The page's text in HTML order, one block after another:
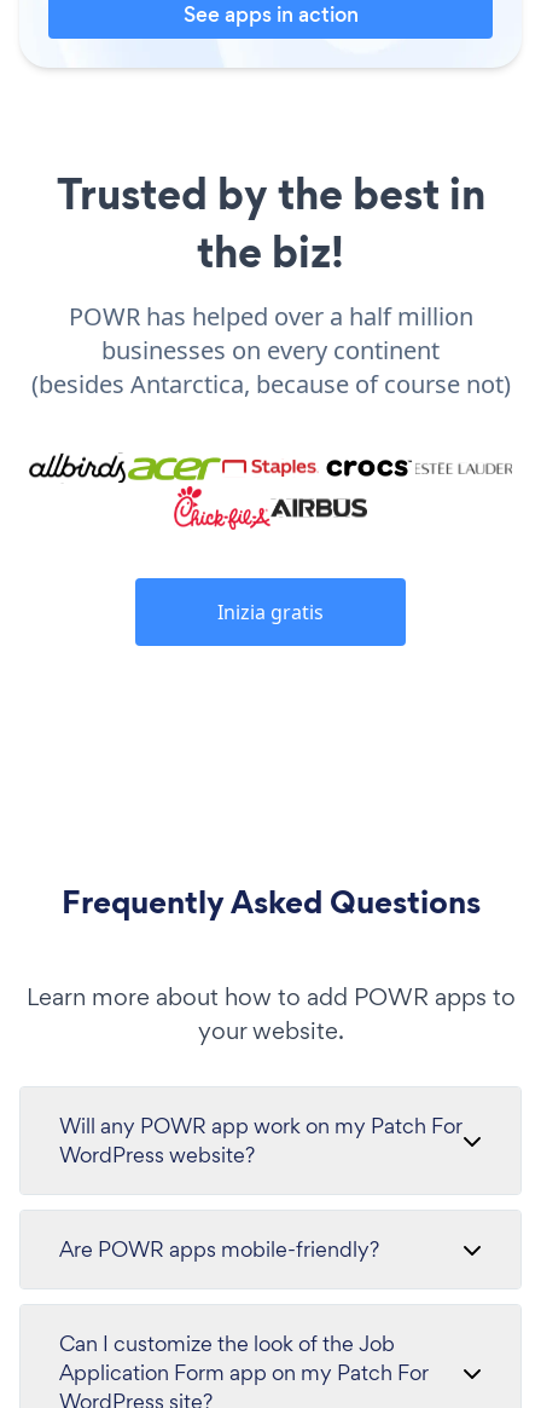
See apps in action
Trusted by the best in
the biz!
POWR has helped over a half million
businesses on every continent
(besides Antarctica, because of course not)
Inizia gratis
Frequently Asked Questions
Learn more about how to add POWR apps to
your website.
Will any POWR app work on my Patch For
WordPress website?
Are POWR apps mobile-friendly?
Can I customize the look of the Job
Application Form app on my Patch For
WordPress site?